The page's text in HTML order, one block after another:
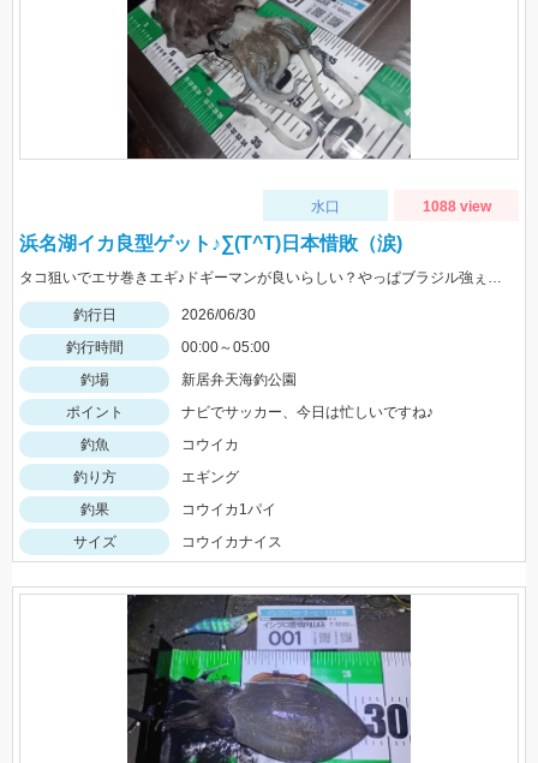
水口 1088 view
浜名湖イカ良型ゲット♪∑(T^T)日本惜敗（涙)
タコ狙いでエサ巻きエギ♪ドギーマンが良いらしい？やっぱブラジル強ぇ、、、日本代表もすげぇ！
釣行日
2026/06/30
釣行時間
00:00～05:00
釣場
新居弁天海釣公園
ポイント
ナビでサッカー、今日は忙しいですね♪
釣魚
コウイカ
釣り方
エギング
釣果
コウイカ1パイ
サイズ
コウイカナイス